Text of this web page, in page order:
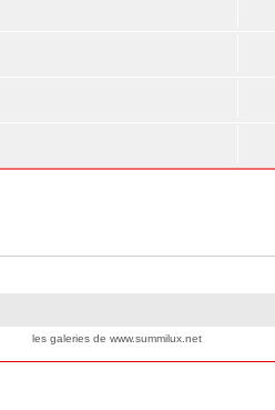
les galeries de www.summilux.net